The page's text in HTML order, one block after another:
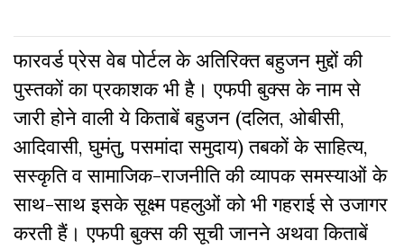
फारवर्ड प्रेस वेब पोर्टल के अतिरिक्‍त बहुजन मुद्दों की
पुस्‍तकों का प्रकाशक भी है। एफपी बुक्‍स के नाम से
जारी होने वाली ये किताबें बहुजन (दलित, ओबीसी,
आदिवासी, घुमंतु, पसमांदा समुदाय) तबकों के साहित्‍य,
सस्‍क‍ृति व सामाजिक-राजनीति की व्‍यापक समस्‍याओं के
साथ-साथ इसके सूक्ष्म पहलुओं को भी गहराई से उजागर
करती हैं। एफपी बुक्‍स की सूची जानने अथवा किताबें